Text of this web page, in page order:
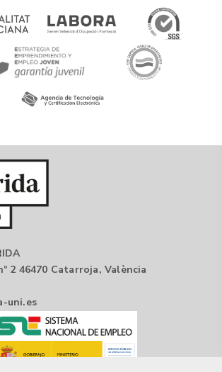
2 46470 Catarroja, València
uni.es